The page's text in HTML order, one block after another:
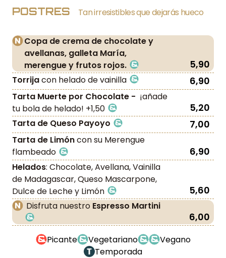
POSTRES Tan irresistibles que dejarás hueco
Copa de crema de chocolate y
avellanas, galleta María,
merengue y frutos rojos.
5,90
Torrijacon helado de vainilla 6,90
Tarta Muerte por Chocolate - ¡añade
tu bola de helado! +1,50
5,20
Tarta de Queso Payoyo 7,00
Tarta de Limóncon su Merengue
flambeado
6,90
Helados: Chocolate, Avellana, Vainilla
de Madagascar, Queso Mascarpone,
Dulce de Leche y Limón
5,60
Disfruta nuestro Espresso Martini
6,00
Picante Vegetariano
Vegano
Temporada